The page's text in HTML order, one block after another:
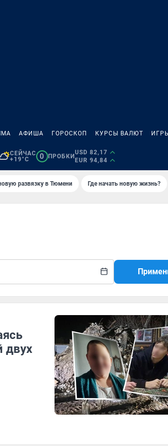
АФИША ГОРОСКОП КУРСЫ ВАЛЮТ
СЕЙЧАС
+19°C
0 ПРОБКИ
USD 82,17
EUR 94,84
развязку в Тюмени Где начать новую жизнь?
двух